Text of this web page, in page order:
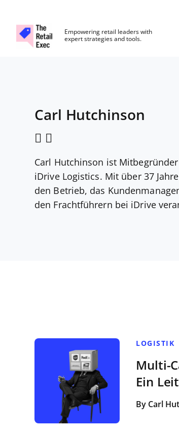
Empowering retail leaders with
expert strategies and tools.
Carl Hutchinson
Carl Hutchinson ist
iDrive Logistics. Mit über 37
den Betrieb, das
den Frachtführern bei iDrive
LOGISTIK
Multi-
Ein
By Carl